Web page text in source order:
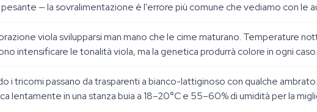
— la sovralimentazione è l'errore più comune che vediamo con le
viola svilupparsi man mano che le cime maturano. Temperature
intensificare le tonalità viola, ma la genetica produrrà colore in ogni caso.
i tricomi passano da trasparenti a bianco-lattiginoso con qualche
lentamente in una stanza buia a 18–20°C e 55–60% di umidità per la